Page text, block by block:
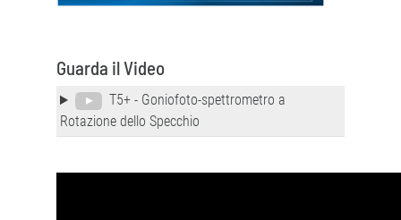
Guarda il Video
T5+ - Goniofoto-spettrometro a
Rotazione dello Specchio